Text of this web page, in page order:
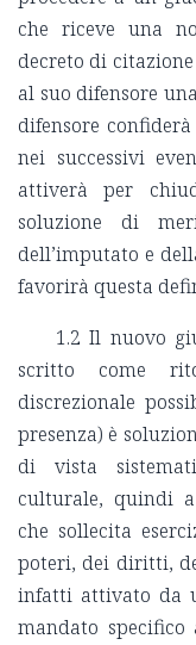
che riceve una
decreto di
al suo difensore
difensore
nei successivi
attiverà per
soluzione di
dell’imputato e
favorirà questa
1.2 Il nuovo
scritto come
discrezionale
presenza) è
di vista
culturale, quindi
che sollecita
poteri, dei diritti,
infatti attivato da
mandato